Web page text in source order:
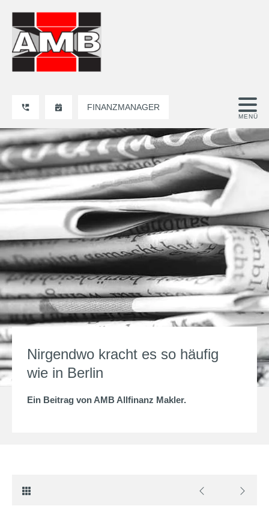
FINANZMANAGER
Nirgendwo kracht es so häufig
wie in Berlin
Ein Beitrag von AMB Allfinanz Makler.